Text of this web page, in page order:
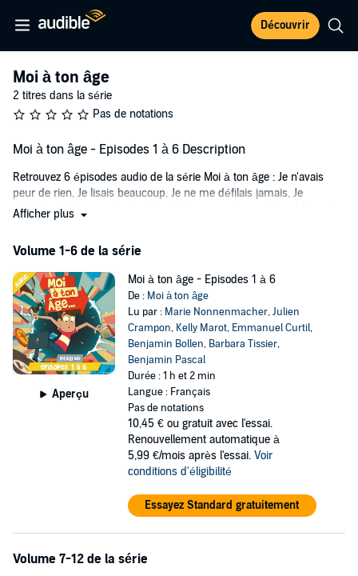
Découvrir
Moi à ton âge
2 titres dans la série
Pas de notations
Moi à ton âge - Episodes 1 à 6 Description
Retrouvez 6 épisodes audio de la série Moi à ton âge : Je n'avais
peur de rien, Je lisais beaucoup, Je ne me défilais jamais, Je
choisissais bien ma bande, J'avais beaucoup de mal à mobiliser les
©2025 Banijay Kids & Family Audio and Publishing (P)2025 Banijay
Kids & Family Audio and Publishing
Afficher plus
Volume 1-6 de la série
Aperçu
Moi à ton âge - Episodes 1 à 6
De : Moi à ton âge
Lu par : Marie Nonnenmacher,Julien
Crampon, Kelly Marot, Emmanuel Curtil,
Benjamin Bollen, Barbara Tissier,
Benjamin Pascal
Durée : 1 h et 2 min
Langue : Français
Pas de notations
10,45 € ou gratuit avec l'essai.
Renouvellement automatique à
5,99 €/mois après l'essai. Voir
conditions d'éligibilité
Essayez Standard gratuitement
Volume 7-12 de la série